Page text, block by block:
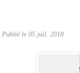
Publié le 05 juil. 2018